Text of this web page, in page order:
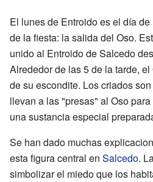
El lunes de Entroido es el día
de la fiesta: la salida del Oso.
unido al Entroido de Salcedo
Alrededor de las 5 de la tarde,
de su escondite. Los criados
llevan a las "presas" al Oso
una sustancia especial
Se han dado muchas
esta figura central en Salcedo.
simbolizar el miedo que los